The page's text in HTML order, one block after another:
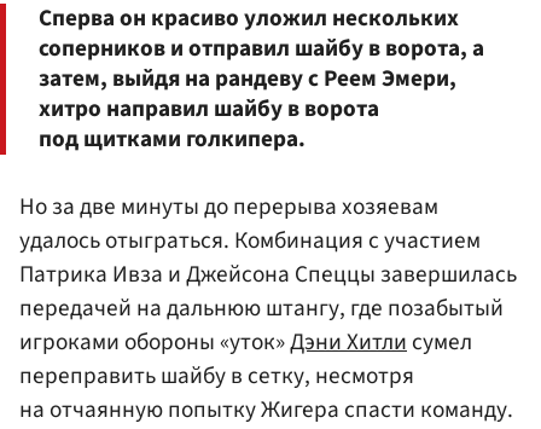
Сперва он красиво уложил нескольких
соперников и отправил шайбу в ворота, а
затем, выйдя на рандеву с Реем Эмери,
хитро направил шайбу в ворота
под щитками голкипера.
Но за две минуты до перерыва хозяевам
удалось отыграться. Комбинация с участием
Патрика Ивза и Джейсона Спеццы завершилась
передачей на дальнюю штангу, где позабытый
игроками обороны «уток»Дэни Хитлисумел
переправить шайбу в сетку, несмотря
на отчаянную попытку Жигера спасти команду.